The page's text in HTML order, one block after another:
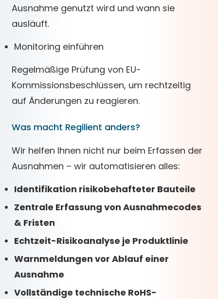
Ausnahme genutzt wird und wann sie
ausläuft.
Monitoring einführen
Regelmäßige Prüfung von EU-
Kommissionsbeschlüssen, um rechtzeitig
auf Änderungen zu reagieren.
Was macht Regilient anders?
Wir helfen Ihnen nicht nur beim Erfassen der
Ausnahmen – wir automatisieren alles:
Identifikation risikobehafteter Bauteile
Zentrale Erfassung von Ausnahmecodes
& Fristen
Echtzeit-Risikoanalyse je Produktlinie
Warnmeldungen vor Ablauf einer
Ausnahme
Vollständige technische RoHS-